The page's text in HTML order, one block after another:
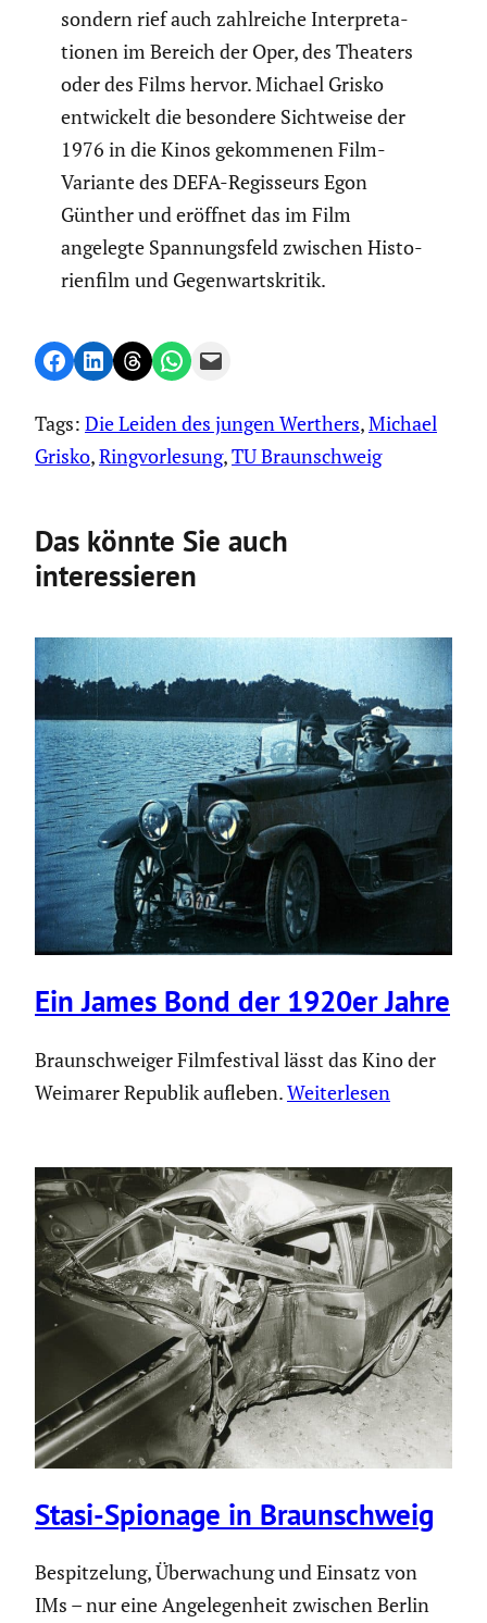
sondern rief auch zahlreiche Inter­pre­ta­
tionen im Bereich der Oper, des Theaters
oder des Films hervor. Michael Grisko
entwi­ckelt die besondere Sicht­weise der
1976 in die Kinos gekom­menen Film-
Variante des DEFA-Regis­seurs Egon
Günther und eröffnet das im Film
angelegte Spannungs­feld zwischen Histo­
ri­en­film und Gegen­warts­kritik.
Share on Facebook
Share on LinkedIn
Share on Threads
Share on WhatsApp
Email this Page
Tags: Die Leiden des jungen Werthers, Michael
Grisko, Ringvorlesung, TU Braunschweig
Das könnte Sie auch
interessieren
Ein James Bond der 1920er Jahre
Braunschweiger Filmfestival lässt das Kino der
Weimarer Republik aufleben.Weiterlesen
Stasi-Spionage in Braun­schweig
Bespit­ze­lung, Überwa­chung und Einsatz von
IMs – nur eine Angele­gen­heit zwischen Berlin